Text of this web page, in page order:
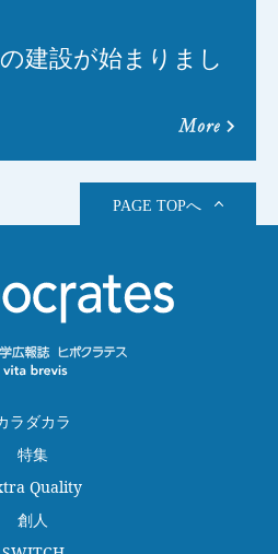
建設が始まりまし
PAGE TOPへ
ラダカラ
特集
Quality
創人